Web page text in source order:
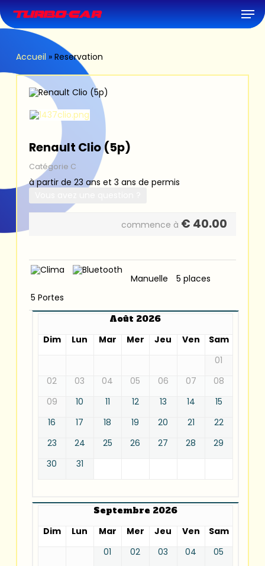
to
main
content
Accueil » Reservation
Renault Clio (5p)
Catégorie C
à partir de 23 ans et 3 ans de permis
commence à € 40.00
Manuelle
5 places
5 Portes
Août 2026
Dim
Lun Mar Mer Jeu Ven
Sam
01
02
03 04 05 06 07
08
09
10 11 12 13 14
15
16
17 18 19 20 21
22
23
24 25 26 27 28
29
30
31
Septembre 2026
Dim
Lun Mar Mer Jeu Ven
Sam
01
02 03 04
05